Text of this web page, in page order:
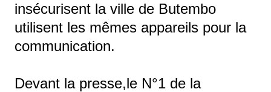
insécurisent la ville de Butembo
utilisent les mêmes appareils pour la
communication.
Devant la presse,le N°1 de la